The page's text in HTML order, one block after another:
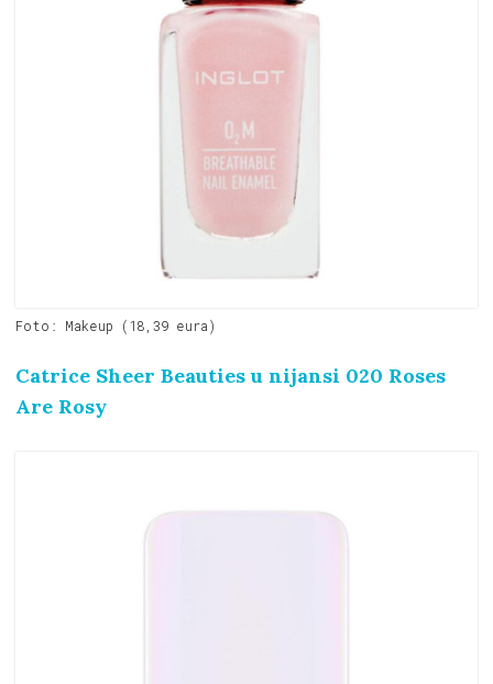
Foto: Makeup (18,39 eura)
Catrice Sheer Beauties u nijansi 020 Roses
Are Rosy